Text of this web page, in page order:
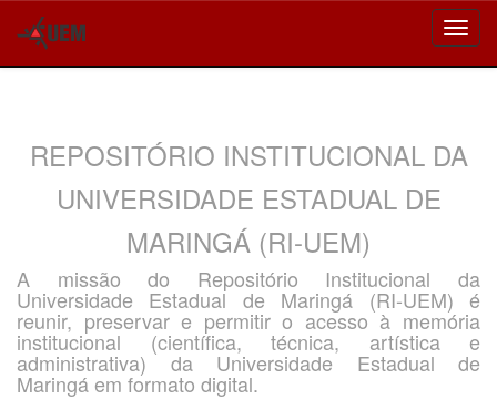
REPOSITÓRIO INSTITUCIONAL DA
UNIVERSIDADE ESTADUAL DE
MARINGÁ (RI-UEM)
A missão do Repositório Institucional da
Universidade Estadual de Maringá (RI-UEM) é
reunir, preservar e permitir o acesso à memória
institucional (científica, técnica, artística e
administrativa) da Universidade Estadual de
Maringá em formato digital.